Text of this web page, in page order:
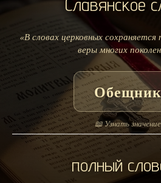
Славянское
«В словах церковных
веры многих
Обещник
📖 Узнать значение
полный